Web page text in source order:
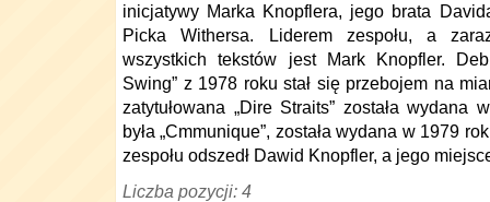
inicjatywy Marka Knopflera, jego brata
Picka Withersa. Liderem zespołu, a
wszystkich tekstów jest Mark Knopfler.
Swing” z 1978 roku stał się przebojem na
zatytułowana „Dire Straits” została wydana
była „Cmmunique”, została wydana w 1979
zespołu odszedł Dawid Knopfler, a jego
Liczba pozycji: 4